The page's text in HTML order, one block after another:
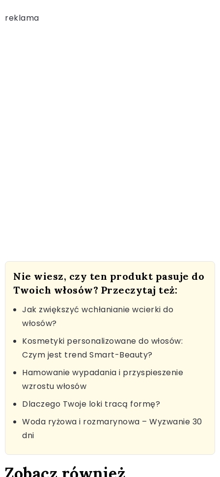
reklama
Nie wiesz, czy ten produkt pasuje do
Twoich włosów? Przeczytaj też:
Jak zwiększyć wchłanianie wcierki do
włosów?
Kosmetyki personalizowane do włosów:
Czym jest trend Smart-Beauty?
Hamowanie wypadania i przyspieszenie
wzrostu włosów
Dlaczego Twoje loki tracą formę?
Woda ryżowa i rozmarynowa – Wyzwanie 30
dni